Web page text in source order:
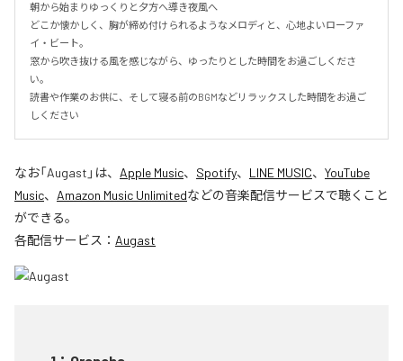
朝から始まりゆっくりと夕方へ導き夜風へ
どこか懐かしく、胸が締め付けられるようなメロディと、心地よいローファ
イ・ビート。
窓から吹き抜ける風を感じながら、ゆったりとした時間をお過ごしくださ
い。
読書や作業のお供に、そして寝る前のBGMなどリラックスした時間をお過ご
しください
なお「Augast 」は、 Apple Music、 Spotify、 LINE MUSIC、 YouTube
Music、 Amazon Music Unlimitedなどの音楽配信サービスで聴くこと
ができる。
各配信サービス： Augast